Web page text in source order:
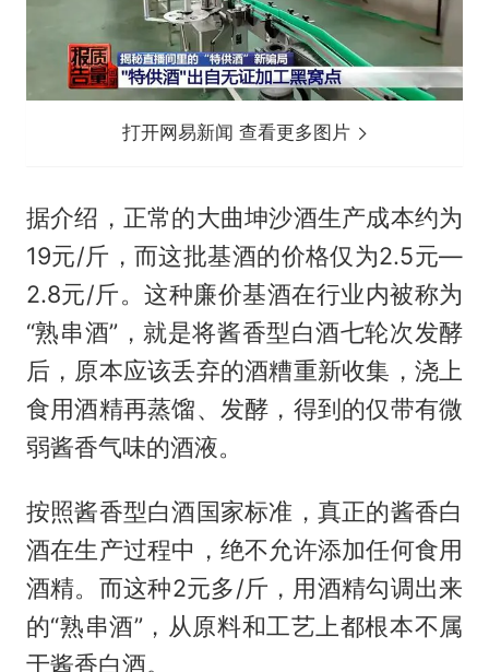
打开网易新闻 查看更多图片
据介绍，正常的大曲坤沙酒生产成本约为
19元/斤，而这批基酒的价格仅为2.5元—
2.8元/斤。这种廉价基酒在行业内被称为
“熟串酒”，就是将酱香型白酒七轮次发酵
后，原本应该丢弃的酒糟重新收集，浇上
食用酒精再蒸馏、发酵，得到的仅带有微
弱酱香气味的酒液。
按照酱香型白酒国家标准，真正的酱香白
酒在生产过程中，绝不允许添加任何食用
酒精。而这种2元多/斤，用酒精勾调出来
的“熟串酒”，从原料和工艺上都根本不属
于酱香白酒。